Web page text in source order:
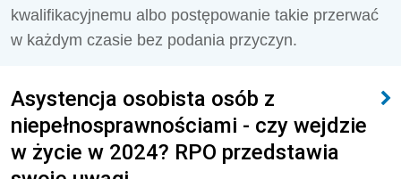
kwalifikacyjnemu albo postępowanie takie przerwać
w każdym czasie bez podania przyczyn.
Asystencja osobista osób z
niepełnosprawnościami - czy wejdzie
w życie w 2024? RPO przedstawia